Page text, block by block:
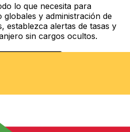
lo que necesita para
y administración de
establezca alertas de tasas y
sin cargos ocultos.